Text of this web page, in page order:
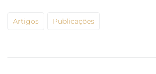
Artigos Publicações